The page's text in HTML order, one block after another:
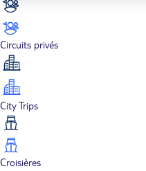
Circuits privés
City Trips
Croisières